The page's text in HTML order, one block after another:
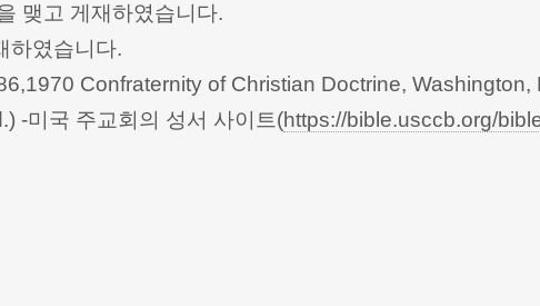
맺고 게재하였습니다.
하였습니다.
Confraternity of Christian Doctrine,
-미국 주교회의 성서 사이트(https://bible.usccb.org/